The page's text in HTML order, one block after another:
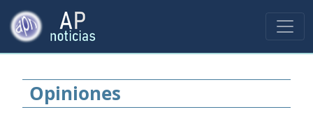
Opiniones